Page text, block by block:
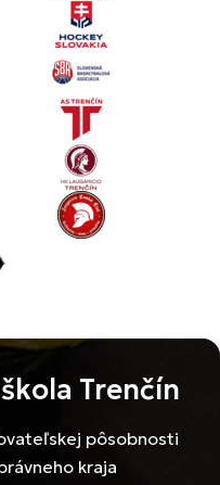
Trenčín
pôsobnosti
kraja